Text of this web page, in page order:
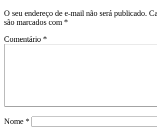
O seu endereço de e-mail não será publicado.
são marcados com *
Comentário *
Nome *